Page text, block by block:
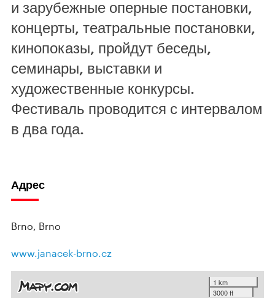
и зарубежные оперные постановки,
концерты, театральные постановки,
кинопоказы, пройдут беседы,
семинары, выставки и
художественные конкурсы.
Фестиваль проводится с интервалом
в два года.
Адрес
Brno, Brno
www.janacek-brno.cz
1 km
3000 ft